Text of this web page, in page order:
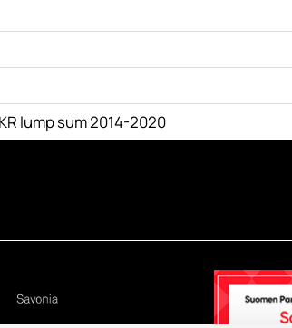
lump sum 2014-2020